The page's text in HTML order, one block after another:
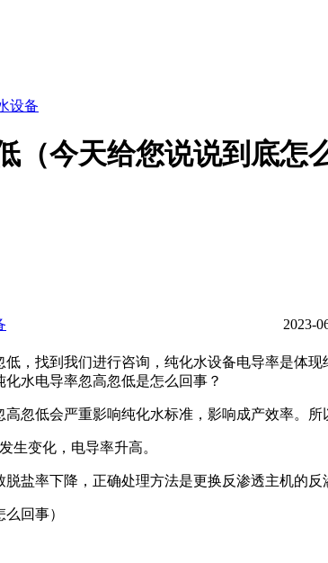
设备
今天给您说说到底怎
2023-
，找到我们进行咨询，纯化水设备电导率是体
水电导率忽高忽低是怎么回事？
忽低会严重影响纯化水标准，影响成产效率。
生变化，电导率升高。
盐率下降，正确处理方法是更换反渗透主机的